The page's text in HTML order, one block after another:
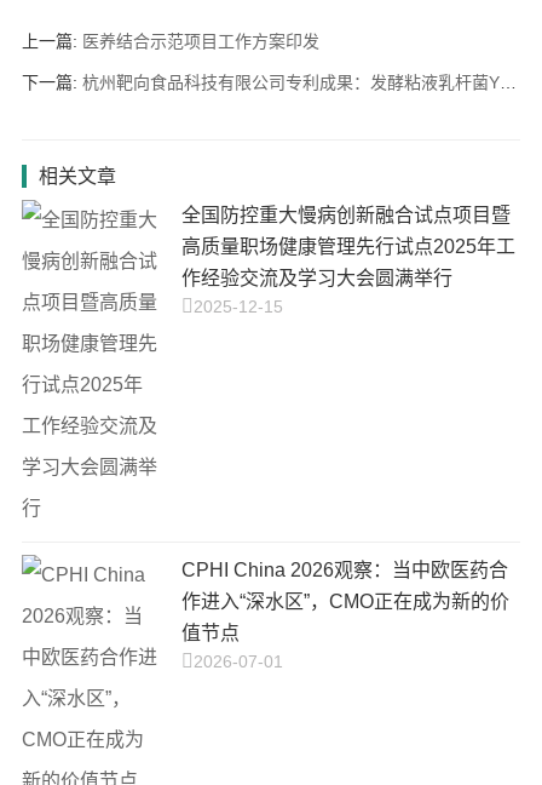
上一篇: 医养结合示范项目工作方案印发
下一篇: 杭州靶向食品科技有限公司专利成果：发酵粘液乳杆菌YDJ-6为代谢健康提供新选择
相关文章
全国防控重大慢病创新融合试点项目暨
高质量职场健康管理先行试点2025年工
作经验交流及学习大会圆满举行
2025-12-15
CPHI China 2026观察：当中欧医药合
作进入“深水区”，CMO正在成为新的价
值节点
2026-07-01